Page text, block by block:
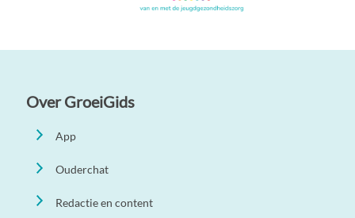
Over GroeiGids
App
Ouderchat
Redactie en content